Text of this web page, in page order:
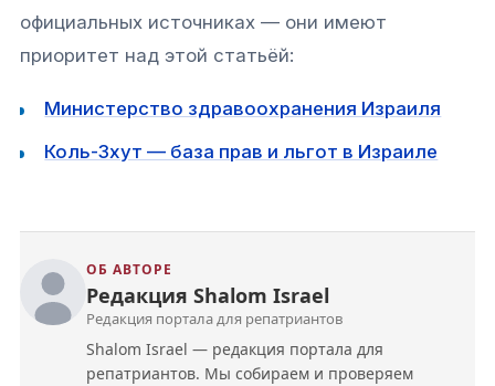
официальных источниках — они имеют
приоритет над этой статьёй:
Министерство здравоохранения Израиля
Коль-Зхут — база прав и льгот в Израиле
ОБ АВТОРЕ
Редакция Shalom Israel
Редакция портала для репатриантов
Shalom Israel — редакция портала для
репатриантов. Мы собираем и проверяем